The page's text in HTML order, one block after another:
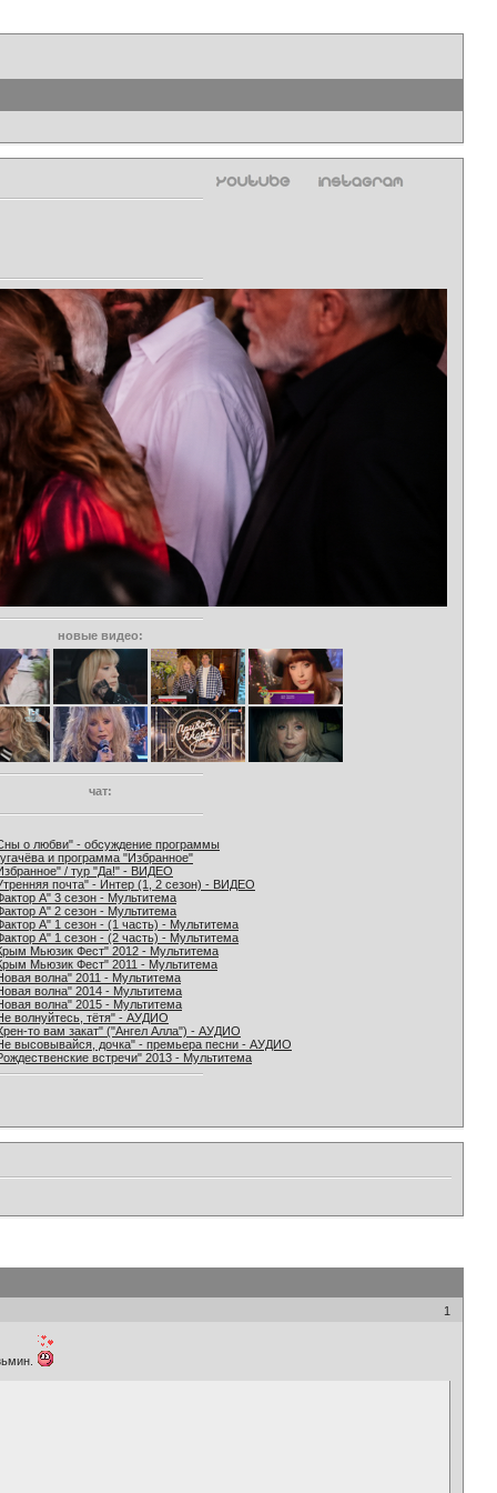
новые видео:
чат:
о любви" - обсуждение программы
и программа "Избранное"
/ тур "Да!" - ВИДЕО
почта" - Интер (1, 2 сезон) - ВИДЕО
А" 3 сезон - Мультитема
А" 2 сезон - Мультитема
А" 1 сезон - (1 часть) - Мультитема
А" 1 сезон - (2 часть) - Мультитема
Мьюзик Фест" 2012 - Мультитема
Мьюзик Фест" 2011 - Мультитема
волна" 2011 - Мультитема
волна" 2014 - Мультитема
волна" 2015 - Мультитема
волнуйтесь, тётя" - АУДИО
то вам закат" ("Ангел Алла") - АУДИО
высовывайся, дочка" - премьера песни - АУДИО
встречи" 2013 - Мультитема
1